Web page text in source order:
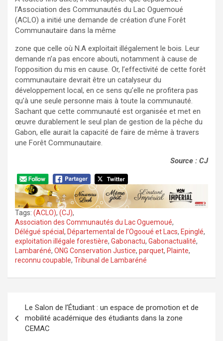
l’Association des Communautés du Lac Oguemoué
(ACLO) a initié une demande de création d’une Forêt
Communautaire dans la même
zone que celle où N.A exploitait illégalement le bois. Leur
demande n’a pas encore abouti, notamment à cause de
l’opposition du mis en cause. Or, l’effectivité de cette forêt
communautaire devrait être un catalyseur du
développement local, en ce sens qu’elle ne profitera pas
qu’à une seule personne mais à toute la communauté.
Sachant que cette communauté est organisée et met en
œuvre durablement le seul plan de gestion de la pêche du
Gabon, elle aurait la capacité de faire de même à travers
une Forêt Communautaire.
Source : CJ
Tags: (ACLO), (CJ),
Association des Communautés du Lac Oguemoué,
Délégué spécial, Départemental de l’Ogooué et Lacs, Epinglé,
exploitation illégale forestière, Gabonactu, Gabonactualité,
Lambaréné, ONG Conservation Justice, parquet, Plainte,
reconnu coupable, Tribunal de Lambaréné
Navigation
de
l’article
Le Salon de l’Étudiant : un espace de promotion et de
mobilité académique des étudiants dans la zone
CEMAC